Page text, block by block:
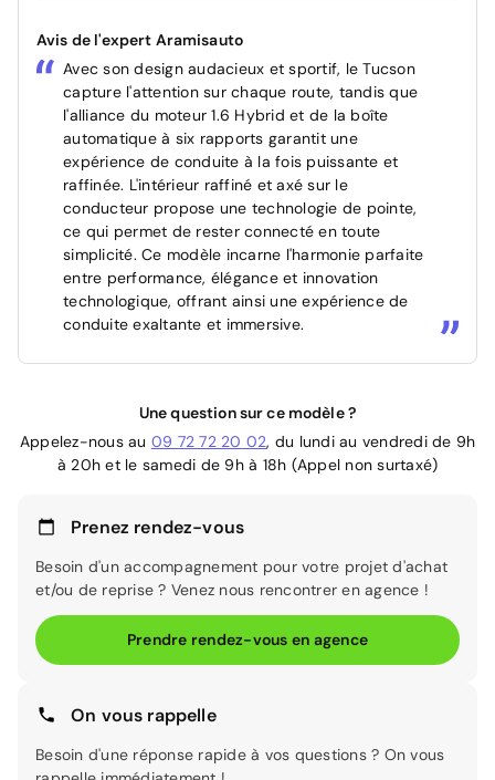
Avis de l'expert Aramisauto
Avec son design audacieux et sportif, le Tucson
capture l'attention sur chaque route, tandis que
l'alliance du moteur 1.6 Hybrid et de la boîte
automatique à six rapports garantit une
expérience de conduite à la fois puissante et
raffinée. L'intérieur raffiné et axé sur le
conducteur propose une technologie de pointe,
ce qui permet de rester connecté en toute
simplicité. Ce modèle incarne l'harmonie parfaite
entre performance, élégance et innovation
technologique, offrant ainsi une expérience de
conduite exaltante et immersive.
Une question sur ce modèle ?
Appelez-nous au 09 72 72 20 02, du lundi au vendredi de 9h
à 20h et le samedi de 9h à 18h (Appel non surtaxé)
Prenez rendez-vous
Besoin d'un accompagnement pour votre projet d'achat
et/ou de reprise ? Venez nous rencontrer en agence !
Prendre rendez-vous en agence
On vous rappelle
Besoin d'une réponse rapide à vos questions ? On vous